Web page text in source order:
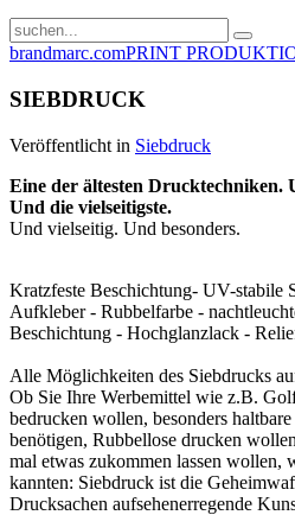
brandmarc.comPRINT
SIEBDRUCK
Veröffentlicht in Siebdruck
Eine der ältesten Drucktechniken.
Und die vielseitigste.
Und vielseitig. Und besonders.
Kratzfeste Beschichtung- UV-stabile
Aufkleber - Rubbelfarbe -
Beschichtung - Hochglanzlack -
Alle Möglichkeiten des Siebdrucks
Ob Sie Ihre Werbemittel wie z.B.
bedrucken wollen, besonders
benötigen, Rubbellose drucken
mal etwas zukommen lassen wollen,
kannten: Siebdruck ist die
Drucksachen aufsehenerregende